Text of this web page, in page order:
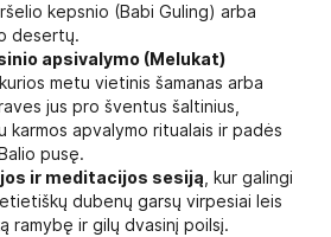
kepsnio (Babi Guling) arba
desertų.
apsivalymo (Melukat)
, kurios metu vietinis šamanas arba
jus pro šventus šaltinius,
karmos apvalymo ritualais ir padės
pusę.
ir meditacijos sesiją , kur galingi
dubenų garsų virpesiai leis
ramybę ir gilų dvasinį poilsį.